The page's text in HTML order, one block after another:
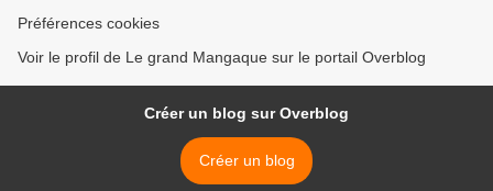
Préférences cookies
Voir le profil de Le grand Mangaque sur le portail Overblog
Créer un blog sur Overblog
Créer un blog